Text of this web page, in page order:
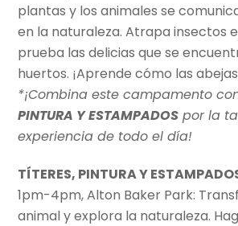
plantas y los animales se
en la naturaleza. Atrapa insectos
prueba las delicias que se
huertos. ¡Aprende cómo las
*¡Combina este campamento
PINTURA Y ESTAMPADOS por la
experiencia de todo el día!
TÍTERES, PINTURA Y
1pm-4pm, Alton Baker Park:
animal y explora la naturaleza.